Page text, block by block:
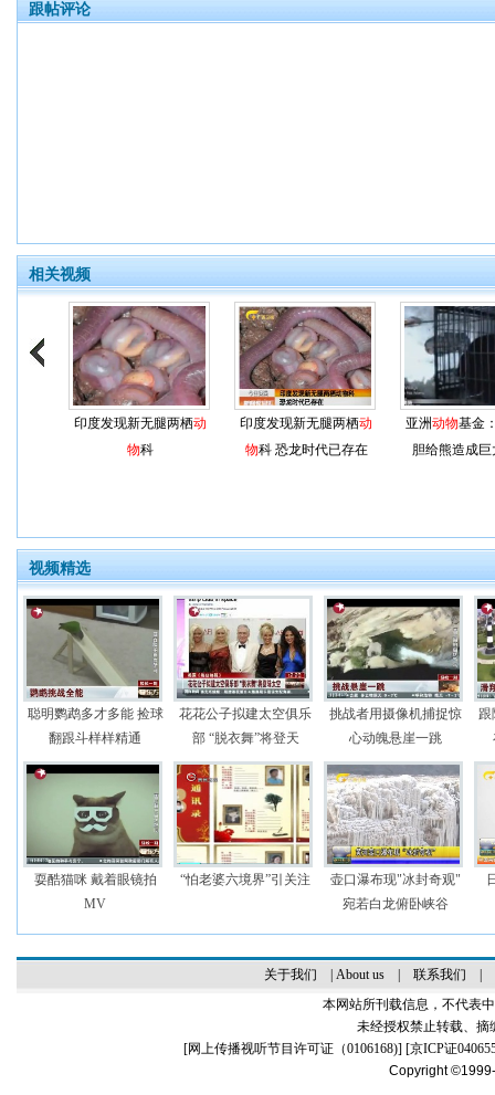
跟帖评论
相关视频
印度发现新无腿两栖动
物科
印度发现新无腿两栖动
物科 恐龙时代已存在
亚洲动物基金
胆给熊造成
视频精选
聪明鹦鹉多才多能 捡球
翻跟斗样样精通
花花公子拟建太空俱乐
部 “脱衣舞”将登天
挑战者用摄像机捕捉惊
心动魄悬崖一跳
跟
耍酷猫咪 戴着眼镜拍
MV
“怕老婆六境界”引关注
壶口瀑布现"冰封奇观"
宛若白龙俯卧峡谷
关于我们 About us| 联系我们
本网站所刊载信息，不代表
未经授权禁止转载、摘
[网上传播视听节目许可证（0106168)] [京ICP证
Copyright